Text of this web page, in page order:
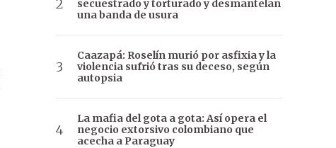
secuestrado y torturado y desmantelan
una banda de usura
Caazapá: Roselín murió por asfixia y la
violencia sufrió tras su deceso, según
autopsia
La mafia del gota a gota: Así opera el
negocio extorsivo colombiano que
acecha a Paraguay